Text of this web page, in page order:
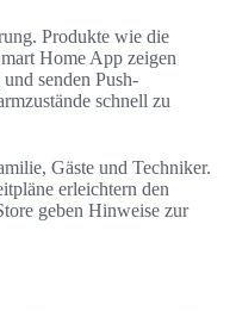
Produkte wie die
Home App zeigen
senden Push-
schnell zu
Gäste und Techniker.
erleichtern den
geben Hinweise zur